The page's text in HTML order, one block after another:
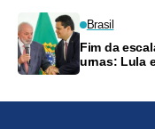
Brasil
Fim da
urnas: Lula